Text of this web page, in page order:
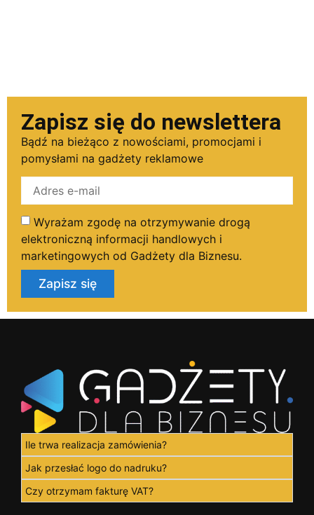
Zapisz się do newslettera
Bądź na bieżąco z nowościami, promocjami i
pomysłami na gadżety reklamowe
Wyrażam zgodę na otrzymywanie drogą
elektroniczną informacji handlowych i
marketingowych od Gadżety dla Biznesu.
Zapisz się
Ile trwa realizacja zamówienia?
Jak przesłać logo do nadruku?
Czy otrzymam fakturę VAT?